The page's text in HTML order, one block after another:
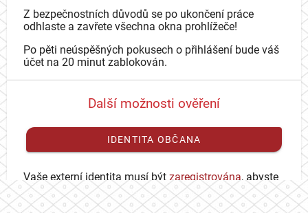
Z bezpečnostních důvodů se po ukončení práce
odhlaste a zavřete všechna okna prohlížeče!
Po pěti neúspěšných pokusech o přihlášení bude váš
účet na 20 minut zablokován.
Další možnosti ověření
IDENTITA OBČANA
Vaše externí identita musí být zaregistrována, abyste
se mohli přihlásit ke svému CAS účtu.